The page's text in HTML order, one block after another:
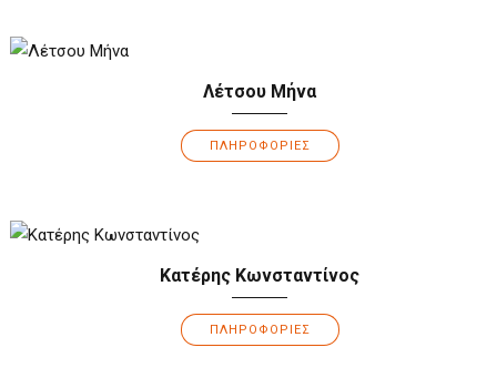
Λέτσου Μήνα
ΠΛΗΡΟΦΟΡΙΕΣ
Κατέρης Κωνσταντίνος
ΠΛΗΡΟΦΟΡΙΕΣ